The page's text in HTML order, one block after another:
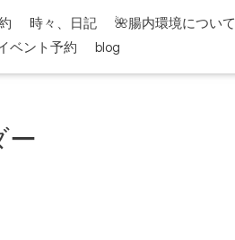
時々、日記 🌺腸内環境について
ベント予約 blog
ー